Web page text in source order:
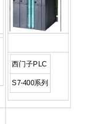
西门子PLC
S7-400系列